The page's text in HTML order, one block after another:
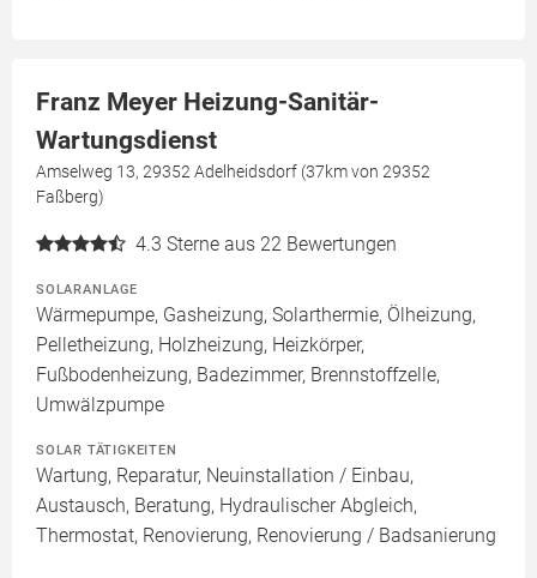
Franz Meyer Heizung-Sanitär-
Wartungsdienst
Amselweg 13, 29352 Adelheidsdorf (37km von 29352
Faßberg)
4.3 Sterne aus 22 Bewertungen
SOLARANLAGE
Wärmepumpe, Gasheizung, Solarthermie, Ölheizung,
Pelletheizung, Holzheizung, Heizkörper,
Fußbodenheizung, Badezimmer, Brennstoffzelle,
Umwälzpumpe
SOLAR TÄTIGKEITEN
Wartung, Reparatur, Neuinstallation / Einbau,
Austausch, Beratung, Hydraulischer Abgleich,
Thermostat, Renovierung, Renovierung / Badsanierung